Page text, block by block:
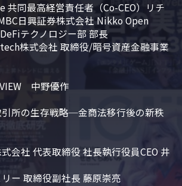
同最高経営責任者（Co-CEO）リチ
日興証券株式会社 Nikko Open
テクノロジー部 部長
株式会社 取締役/暗号資産金融事業
　中野優作
所の生存戦略─金商法移行後の新秩
会社 代表取締役 社長執行役員CEO 井
ー 取締役副社長 藤原崇亮